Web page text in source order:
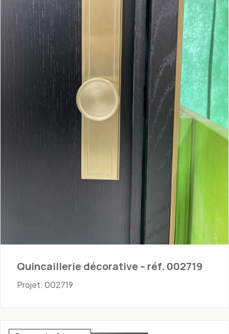
Quincaillerie décorative – réf. 002719
Projet: 002719